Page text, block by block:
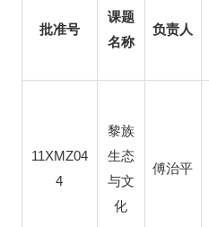
批准号
课题
名称
负责人
11XMZ04
4
黎族
生态
与文
化
傅治平